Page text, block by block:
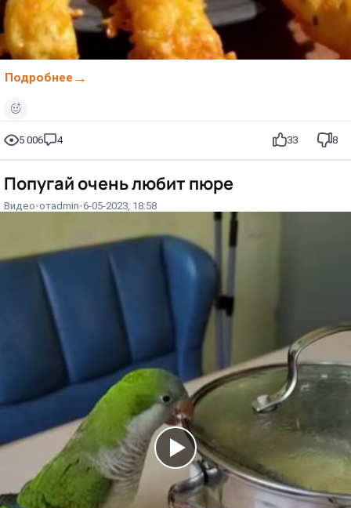
Подробнее
5 006 4 33 8
Попугай очень любит пюре
Видео отadmin 6-05-2023, 18:58